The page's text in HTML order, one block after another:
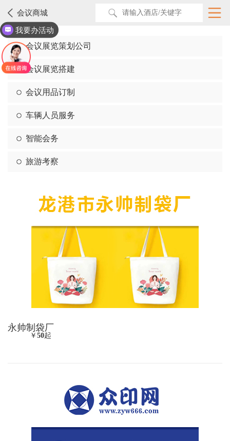
会议商城
会议展览策划公司
会议展览搭建
会议用品订制
车辆人员服务
智能会务
旅游考察
永帅制袋厂
￥ 50起
我要办活动